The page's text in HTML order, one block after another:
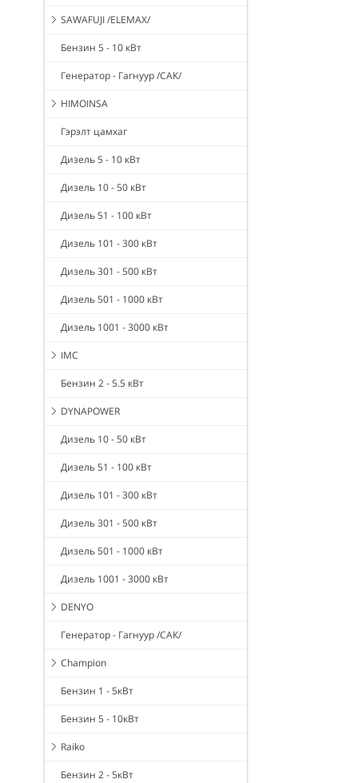
SAWAFUJI /ELEMAX/
Бензин 5 - 10 кВт
Генератор - Гагнуур /САК/
HIMOINSA
Гэрэлт цамхаг
Дизель 5 - 10 кВт
Дизель 10 - 50 кВт
Дизель 51 - 100 кВт
Дизель 101 - 300 кВт
Дизель 301 - 500 кВт
Дизель 501 - 1000 кВт
Дизель 1001 - 3000 кВт
IMC
Бензин 2 - 5.5 кВт
DYNAPOWER
Дизель 10 - 50 кВт
Дизель 51 - 100 кВт
Дизель 101 - 300 кВт
Дизель 301 - 500 кВт
Дизель 501 - 1000 кВт
Дизель 1001 - 3000 кВт
DENYO
Генератор - Гагнуур /САК/
Champion
Бензин 1 - 5кВт
Бензин 5 - 10кВт
Raiko
Бензин 2 - 5кВт